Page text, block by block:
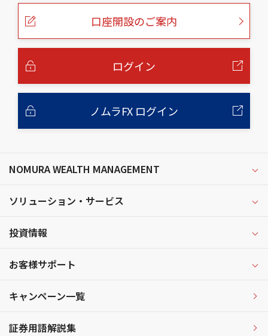
口座開設のご案内
ログイン
ノムラFX ログイン
NOMURA WEALTH MANAGEMENT
ソリューション・サービス
投資情報
お客様サポート
キャンペーン一覧
証券用語解説集